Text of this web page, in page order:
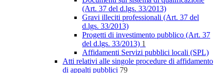
(Art. 37 del d.lgs. 33/2013)
Gravi illeciti professionali (Art. 37 del
d.lgs. 33/2013)
Progetti di investimento pubblico (Art. 37
del d.lgs. 33/2013) 1
Affidamenti Servizi pubblici locali (SPL)
Atti relativi alle singole procedure di affidamento
di appalti pubblici 79